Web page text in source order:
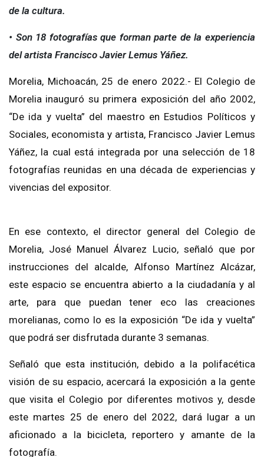
de la cultura.
• Son 18 fotografías que forman parte de la experiencia
del artista Francisco Javier Lemus Yáñez.
Morelia, Michoacán, 25 de enero 2022.- El Colegio de
Morelia inauguró su primera exposición del año 2002,
“De ida y vuelta” del maestro en Estudios Políticos y
Sociales, economista y artista, Francisco Javier Lemus
Yáñez, la cual está integrada por una selección de 18
fotografías reunidas en una década de experiencias y
vivencias del expositor.
En ese contexto, el director general del Colegio de
Morelia, José Manuel Álvarez Lucio, señaló que por
instrucciones del alcalde, Alfonso Martínez Alcázar,
este espacio se encuentra abierto a la ciudadanía y al
arte, para que puedan tener eco las creaciones
morelianas, como lo es la exposición “De ida y vuelta”
que podrá ser disfrutada durante 3 semanas.
Señaló que esta institución, debido a la polifacética
visión de su espacio, acercará la exposición a la gente
que visita el Colegio por diferentes motivos y, desde
este martes 25 de enero del 2022, dará lugar a un
aficionado a la bicicleta, reportero y amante de la
fotografía.